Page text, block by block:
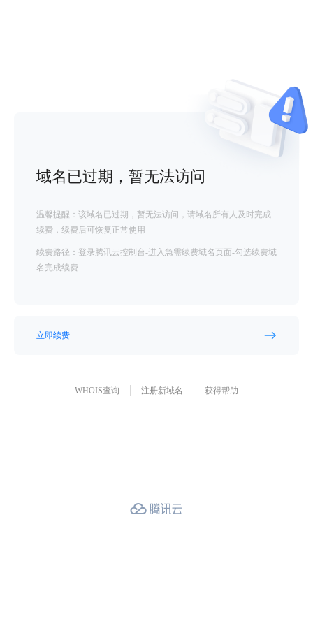
域名已过期，暂无法访问
温馨提醒：该域名已过期，暂无法访问，请域名所有人及时完成
续费，续费后可恢复正常使用
续费路径：登录腾讯云控制台-进入急需续费域名页面-勾选续费域
名完成续费
立即续费
WHOIS查询 注册新域名 获得帮助